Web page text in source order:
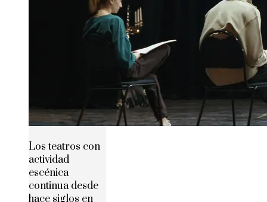
Los teatros con
actividad
escénica
continua desde
hace siglos en